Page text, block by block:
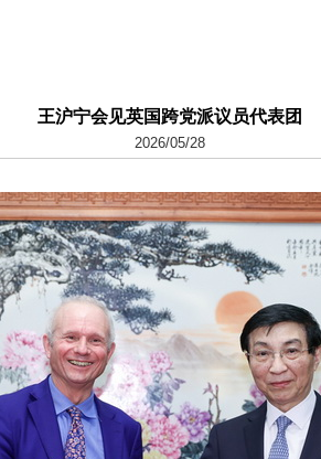
王沪宁会见英国跨党派议员代表团
2026/05/28